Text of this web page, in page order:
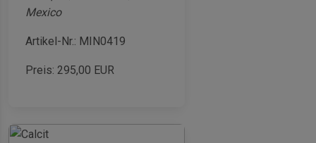
Mexico
Artikel-Nr.: MIN0419
Preis: 295,00 EUR